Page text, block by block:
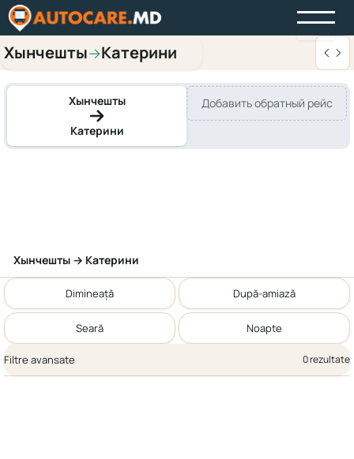
Хынчешты→Катерини
Хынчешты
Катерини
Добавить обратный рейс
Хынчешты → Катерини
Dimineață După-amiază
Seară Noapte
Filtre avansate 0 rezultate